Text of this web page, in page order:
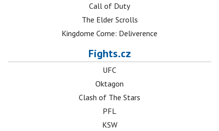
Call of Duty
The Elder Scrolls
Kingdome Come: Deliverence
Fights.cz
UFC
Oktagon
Clash of The Stars
PFL
KSW